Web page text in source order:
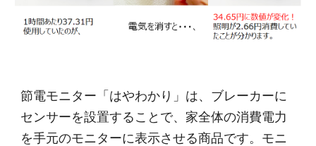
節電モニター「はやわかり」は、ブレーカーに
センサーを設置することで、家全体の消費電力
を手元のモニターに表示させる商品です。モニ